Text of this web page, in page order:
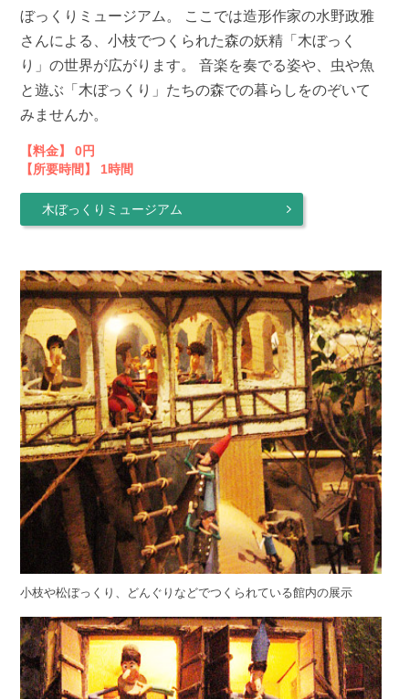
ぼっくりミュージアム。 ここでは造形作家の水野政雅
さんによる、小枝でつくられた森の妖精「木ぼっく
り」の世界が広がります。 音楽を奏でる姿や、虫や魚
と遊ぶ「木ぼっくり」たちの森での暮らしをのぞいて
みませんか。
【料金】 0円
【所要時間】 1時間
木ぼっくりミュージアム
小枝や松ぼっくり、どんぐりなどでつくられている館内の展示